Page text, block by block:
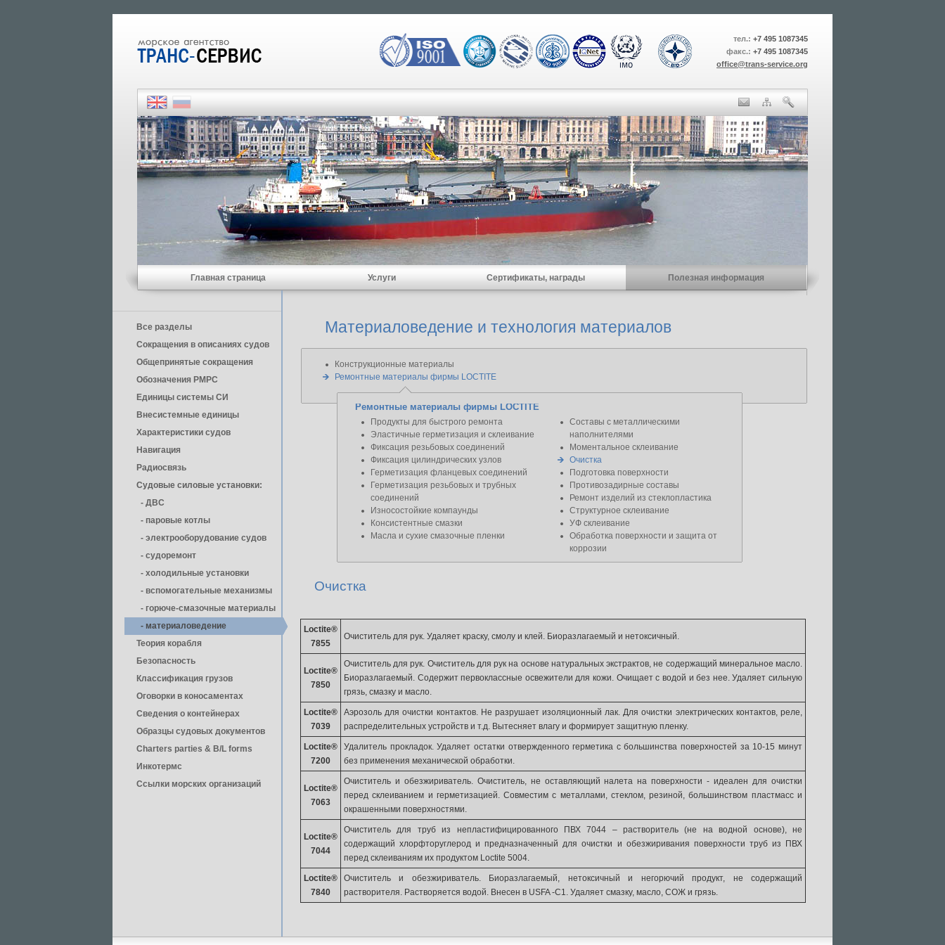
тел.: +7 495 1087345
факс.: +7 495 1087345
office@trans-service.org
Главная страница Услуги Сертификаты, награды Полезная информация
Все разделы
Сокращения в описаниях судов
Общепринятые сокращения
Обозначения РМРС
Единицы cистемы СИ
Внесистемные единицы
Характеристики судов
Навигация
Радиосвязь
Судовые силовые установки:
- ДВС
- паровые котлы
- электрооборудование судов
- cудоремонт
- холодильные установки
- вспомогательные механизмы
- горюче-смазочные материалы
- материаловедение
Теория корабля
Безопасность
Классификация грузов
Оговорки в коносаментах
Сведения о контейнерах
Образцы судовых документов
Charters parties & B/L forms
Инкотермс
Ссылки морских организаций
Материаловедение и технология материалов
Конструкционные материалы
Ремонтные материалы фирмы LOCTITE
Ремонтные материалы фирмы LOCTITE
Продукты для быстрого ремонта
Эластичные герметизация и склеивание
Фиксация резьбовых соединений
Фиксация цилиндрических узлов
Герметизация фланцевых соединений
Герметизация резьбовых и трубных
соединений
Износостойкие компаунды
Консистентные смазки
Масла и сухие смазочные пленки
Составы с металлическими
наполнителями
Моментальное склеивание
Очистка
Подготовка поверхности
Противозадирные составы
Ремонт изделий из стеклопластика
Структурное склеивание
УФ склеивание
Обработка поверхности и защита от
коррозии
Очистка
Loctite®
7855
Очиститель для рук. Удаляет краску, смолу и клей. Биоразлагаемый и нетоксичный.
Loctite®
7850
Очиститель для рук. Очиститель для рук на основе натуральных экстрактов, не содержащий минеральное масло.
Биоразлагаемый. Содержит первоклассные освежители для кожи. Очищает с водой и без нее. Удаляет сильную
грязь, смазку и масло.
Loctite®
7039
Аэрозоль для очистки контактов. Не разрушает изоляционный лак. Для очистки электрических контактов, реле,
распределительных устройств и т.д. Вытесняет влагу и формирует защитную пленку.
Loctite®
7200
Удалитель прокладок. Удаляет остатки отвержденного герметика с большинства поверхностей за 10-15 минут
без применения механической обработки.
Loctite®
7063
Очиститель и обезжириватель. Очиститель, не оставляющий налета на поверхности - идеален для очистки
перед склеиванием и герметизацией. Совместим с металлами, стеклом, резиной, большинством пластмасс и
окрашенными поверхностями.
Loctite®
7044
Очиститель для труб из непластифицированного ПВХ 7044 – растворитель (не на водной основе), не
содержащий хлорфторуглерод и предназначенный для очистки и обезжиривания поверхности труб из ПВХ
перед склеиваниям их продуктом Loctite 5004.
Loctite®
7840
Очиститель и обезжириватель. Биоразлагаемый, нетоксичный и негорючий продукт, не содержащий
растворителя. Растворяется водой. Внесен в USFA -C1. Удаляет смазку, масло, СОЖ и грязь.